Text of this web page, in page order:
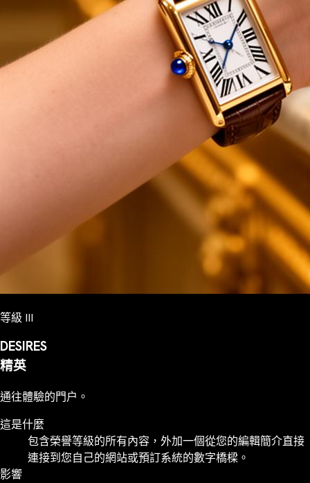
等級 III
DESIRES
精英
通往體驗的門户。
這是什麼
包含榮譽等級的所有內容，外加一個從您的編輯簡介直接
連接到您自己的網站或預訂系統的數字橋樑。
影響